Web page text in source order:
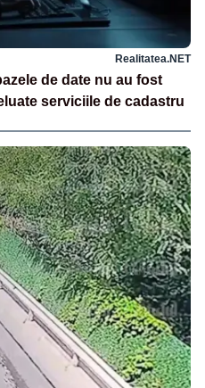
Realitatea.NET
de date nu au fost
serviciile de cadastru